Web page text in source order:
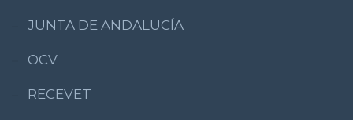
JUNTA DE ANDALUCÍA
OCV
RECEVET